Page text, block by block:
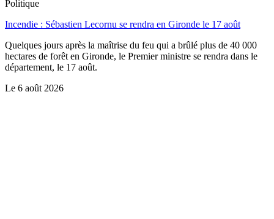
Politique
Incendie : Sébastien Lecornu se rendra en Gironde le 17 août
Quelques jours après la maîtrise du feu qui a brûlé plus de 40 000
hectares de forêt en Gironde, le Premier ministre se rendra dans le
département, le 17 août.
Le 6 août 2026